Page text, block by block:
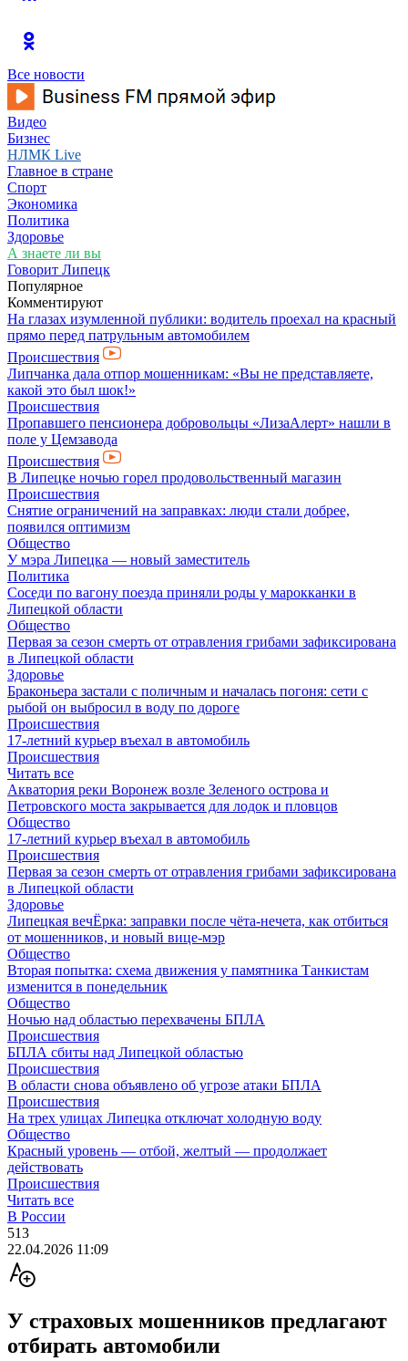
Все новости
Видео
Бизнес
НЛМК Live
Главное в стране
Спорт
Экономика
Политика
Здоровье
А знаете ли вы
Говорит Липецк
Популярное
Комментируют
На глазах изумленной публики: водитель проехал на красный
прямо перед патрульным автомобилем
Происшествия
Липчанка дала отпор мошенникам: «Вы не представляете,
какой это был шок!»
Происшествия
Пропавшего пенсионера добровольцы «ЛизаАлерт» нашли в
поле у Цемзавода
Происшествия
В Липецке ночью горел продовольственный магазин
Происшествия
Снятие ограничений на заправках: люди стали добрее,
появился оптимизм
Общество
У мэра Липецка — новый заместитель
Политика
Соседи по вагону поезда приняли роды у марокканки в
Липецкой области
Общество
Первая за сезон смерть от отравления грибами зафиксирована
в Липецкой области
Здоровье
Браконьера застали с поличным и началась погоня: сети с
рыбой он выбросил в воду по дороге
Происшествия
17-летний курьер въехал в автомобиль
Происшествия
Читать все
Акватория реки Воронеж возле Зеленого острова и
Петровского моста закрывается для лодок и пловцов
Общество
17-летний курьер въехал в автомобиль
Происшествия
Первая за сезон смерть от отравления грибами зафиксирована
в Липецкой области
Здоровье
Липецкая вечЁрка: заправки после чёта-нечета, как отбиться
от мошенников, и новый вице-мэр
Общество
Вторая попытка: схема движения у памятника Танкистам
изменится в понедельник
Общество
Ночью над областью перехвачены БПЛА
Происшествия
БПЛА сбиты над Липецкой областью
Происшествия
В области снова объявлено об угрозе атаки БПЛА
Происшествия
На трех улицах Липецка отключат холодную воду
Общество
Красный уровень — отбой, желтый — продолжает
действовать
Происшествия
Читать все
В России
513
22.04.2026 11:09
У страховых мошенников предлагают
отбирать автомобили